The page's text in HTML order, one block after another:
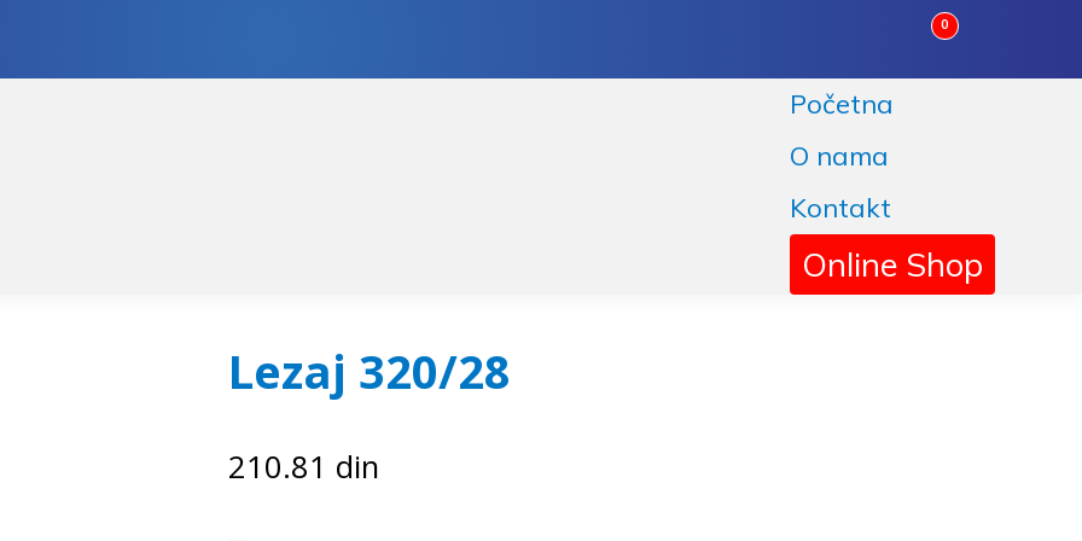
0
Početna
O nama
Kontakt
Online Shop
Lezaj 320/28
210.81 din